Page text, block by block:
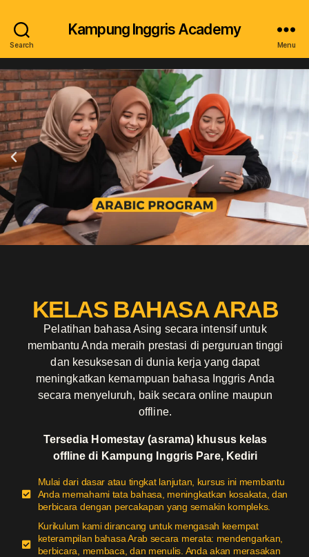
Search
Kampung Inggris Academy
Menu
KELAS BAHASA ARAB
Pelatihan bahasa Asing secara intensif untuk
membantu Anda meraih prestasi di perguruan tinggi
dan kesuksesan di dunia kerja yang dapat
meningkatkan kemampuan bahasa Inggris Anda
secara menyeluruh, baik secara online maupun
offline.
Tersedia Homestay (asrama) khusus kelas
offline di Kampung Inggris Pare, Kediri
Mulai dari dasar atau tingkat lanjutan, kursus ini membantu
Anda memahami tata bahasa, meningkatkan kosakata, dan
berbicara dengan percakapan yang semakin kompleks.
Kurikulum kami dirancang untuk mengasah keempat
keterampilan bahasa Arab secara merata: mendengarkan,
berbicara, membaca, dan menulis. Anda akan merasakan